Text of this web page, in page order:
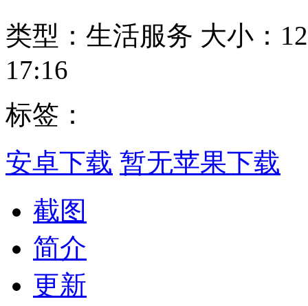
类型：生活服务 大小：
17:16
标签：
安卓下载 暂无苹果下载
截图
简介
更新